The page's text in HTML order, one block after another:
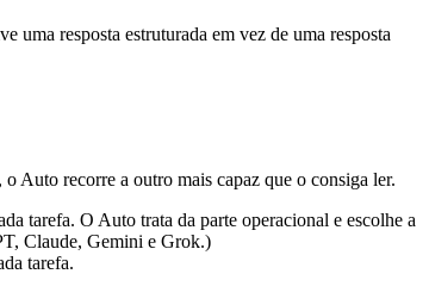
uma resposta estruturada em vez de uma resposta
Auto recorre a outro mais capaz que o consiga ler.
tarefa. O Auto trata da parte operacional e escolhe a
Claude, Gemini e Grok.)